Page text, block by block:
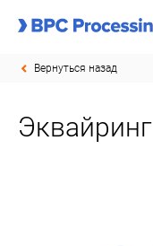
Вернуться назад
Эквайринг